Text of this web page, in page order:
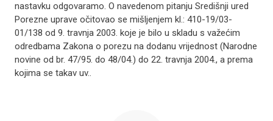
nastavku odgovaramo. O navedenom pitanju Središnji ured
Porezne uprave očitovao se mišljenjem kl.: 410-19/03-
01/138 od 9. travnja 2003. koje je bilo u skladu s važećim
odredbama Zakona o porezu na dodanu vrijednost (Narodne
novine od br. 47/95. do 48/04.) do 22. travnja 2004., a prema
kojima se takav uv..